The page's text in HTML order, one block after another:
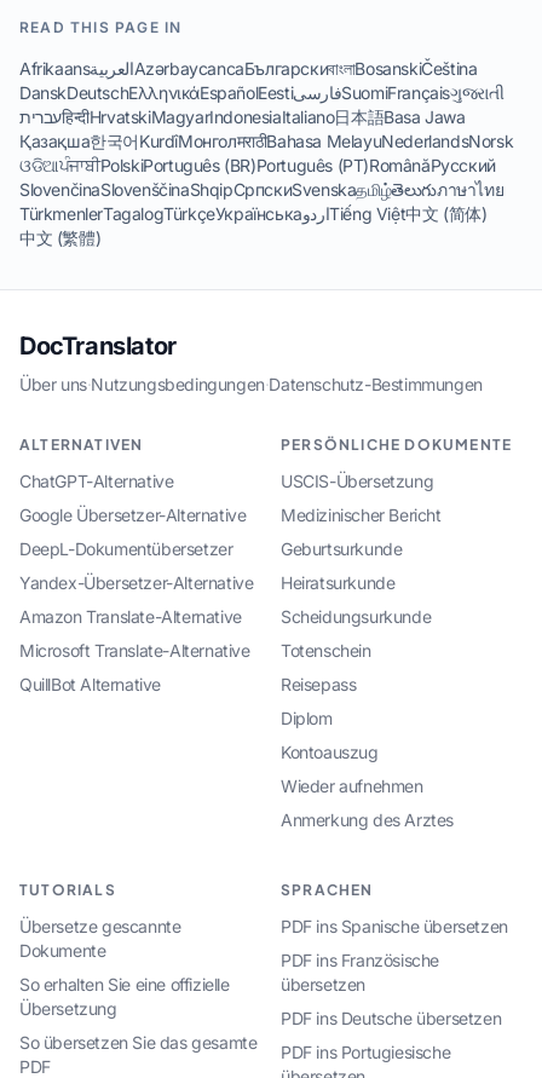
READ THIS PAGE IN
AfrikaansالعربيةAzərbaycancaБългарскиবাংলাBosanskiČeština
DanskDeutschΕλληνικάEspañolEestiفارسیSuomiFrançaisગુજરાતી
עבריתहिन्दीHrvatskiMagyarIndonesiaItaliano日本語Basa Jawa
Қазақша한국어KurdîМонголमराठीBahasa MelayuNederlandsNorsk
ଓଡିଆਪੰਜਾਬੀPolskiPortuguês (BR)Português (PT)RomânăРусский
SlovenčinaSlovenščinaShqipСрпскиSvenskaதமிழ்తెలుగుภาษาไทย
TürkmenlerTagalogTürkçeУкраїнськаاردوTiếng Việt中文 (简体)
中文 (繁體)
DocTranslator
Über uns·Nutzungsbedingungen·Datenschutz-Bestimmungen
ALTERNATIVEN
ChatGPT-Alternative
Google Übersetzer-Alternative
DeepL-Dokumentübersetzer
Yandex-Übersetzer-Alternative
Amazon Translate-Alternative
Microsoft Translate-Alternative
QuillBot Alternative
PERSÖNLICHE DOKUMENTE
USCIS-Übersetzung
Medizinischer Bericht
Geburtsurkunde
Heiratsurkunde
Scheidungsurkunde
Totenschein
Reisepass
Diplom
Kontoauszug
Wieder aufnehmen
Anmerkung des Arztes
TUTORIALS
Übersetze gescannte
Dokumente
So erhalten Sie eine offizielle
Übersetzung
So übersetzen Sie das gesamte
PDF
SPRACHEN
PDF ins Spanische übersetzen
PDF ins Französische
übersetzen
PDF ins Deutsche übersetzen
PDF ins Portugiesische